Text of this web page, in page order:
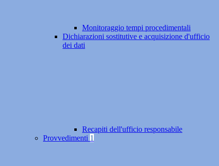
Monitoraggio tempi procedimentali
Dichiarazioni sostitutive e acquisizione d'ufficio
dei dati
Recapiti dell'ufficio responsabile
Provvedimenti 1